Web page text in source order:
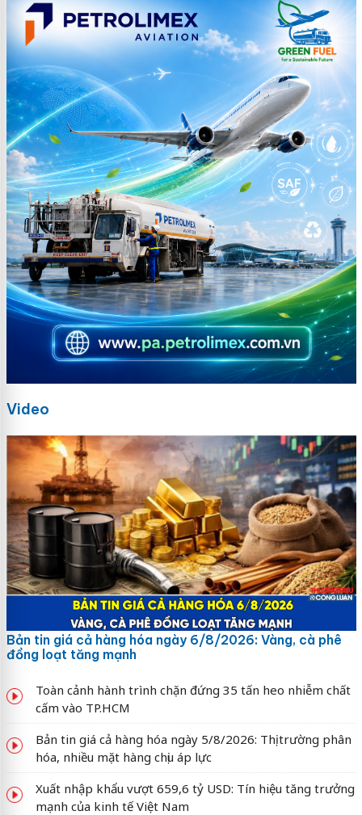
Video
Bản tin giá cả hàng hóa ngày 6/8/2026: Vàng, cà phê
đồng loạt tăng mạnh
Toàn cảnh hành trình chặn đứng 35 tấn heo nhiễm chất
cấm vào TP.HCM
Bản tin giá cả hàng hóa ngày 5/8/2026: Thị trường phân
hóa, nhiều mặt hàng chịu áp lực
Xuất nhập khẩu vượt 659,6 tỷ USD: Tín hiệu tăng trưởng
mạnh của kinh tế Việt Nam